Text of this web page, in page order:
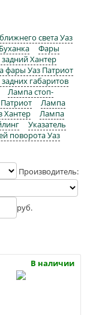
света Уаз
Фары
Хантер
фары Уаз Патриот
габаритов
Лампа стоп-
Лампа
Хантер
Лампа
Указатель
поворота Уаз
Производитель:
руб.
В наличии